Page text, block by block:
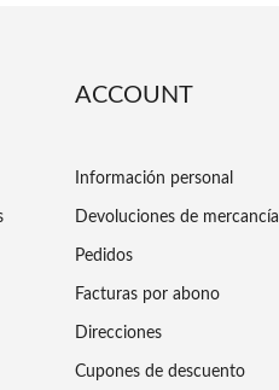
ACCOUNT
Información personal
Devoluciones de mercancía
Pedidos
Facturas por abono
Direcciones
Cupones de descuento